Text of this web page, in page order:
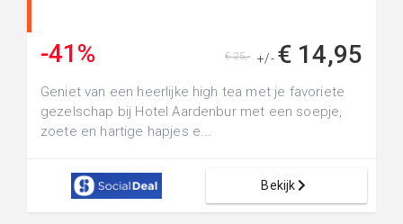
-41% +/- € 14,95
€ 25,-
Geniet van een heerlijke high tea met je favoriete
gezelschap bij Hotel Aardenbur met een soepje,
zoete en hartige hapjes e...
Bekijk